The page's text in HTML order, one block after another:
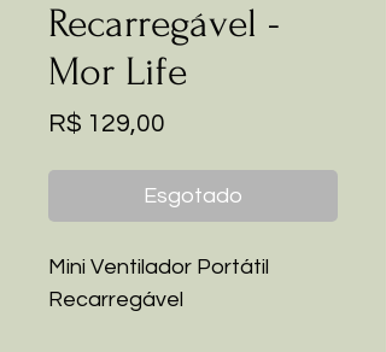
Recarregável -
Mor Life
R$ 129,00
Esgotado
Mini Ventilador Portátil
Recarregável